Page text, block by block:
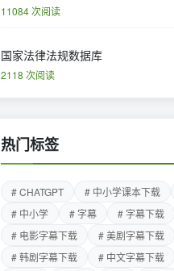
11084 次阅读
国家法律法规数据库
2118 次阅读
热门标签
# CHATGPT # 中小学课本下载
# 中小学
# 字幕
# 字幕下载
# 电影字幕下载
# 美剧字幕下载
# 韩剧字幕下载
# 中文字幕下载